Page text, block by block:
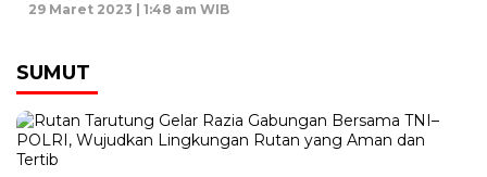
29 Maret 2023 | 1:48 am WIB
SUMUT